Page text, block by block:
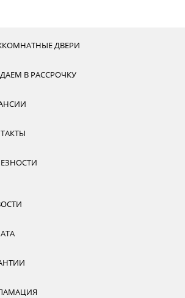
ДВЕРИ
В РАССРОЧКУ